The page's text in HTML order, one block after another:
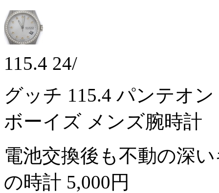
115.4 24/
グッチ 115.4 パンテオ
ボーイズ メンズ腕時計
電池交換後も不動の深
の時計 5,000円